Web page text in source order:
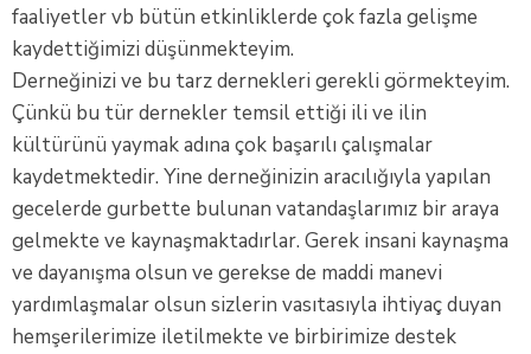
faaliyetler vb bütün etkinliklerde çok fazla gelişme
kaydettiğimizi düşünmekteyim.
Derneğinizi ve bu tarz dernekleri gerekli görmekteyim.
Çünkü bu tür dernekler temsil ettiği ili ve ilin
kültürünü yaymak adına çok başarılı çalışmalar
kaydetmektedir. Yine derneğinizin aracılığıyla yapılan
gecelerde gurbette bulunan vatandaşlarımız bir araya
gelmekte ve kaynaşmaktadırlar. Gerek insani kaynaşma
ve dayanışma olsun ve gerekse de maddi manevi
yardımlaşmalar olsun sizlerin vasıtasıyla ihtiyaç duyan
hemşerilerimize iletilmekte ve birbirimize destek